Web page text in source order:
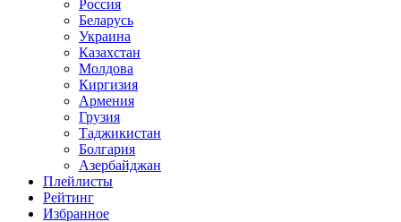
Россия
Беларусь
Украина
Казахстан
Молдова
Киргизия
Армения
Грузия
Таджикистан
Болгария
Азербайджан
Плейлисты
Рейтинг
Избранное